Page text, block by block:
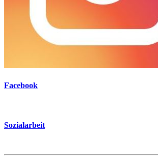
Facebook
Sozialarbeit